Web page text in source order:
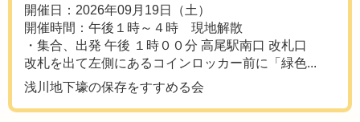
開催日：2026年09月19日（土）
開催時間：午後１時～４時 現地解散
・集合、出発 午後 １時００分 高尾駅南口 改札口
改札を出て左側にあるコインロッカー前に「緑色...
浅川地下壕の保存をすすめる会